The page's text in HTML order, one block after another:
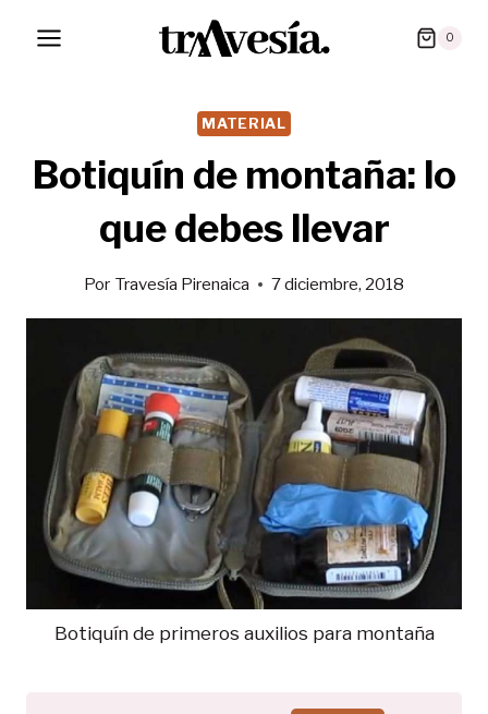
0
MATERIAL
Botiquín de montaña: lo
que debes llevar
Por Travesía Pirenaica 7 diciembre, 2018
Botiquín de primeros auxilios para montaña